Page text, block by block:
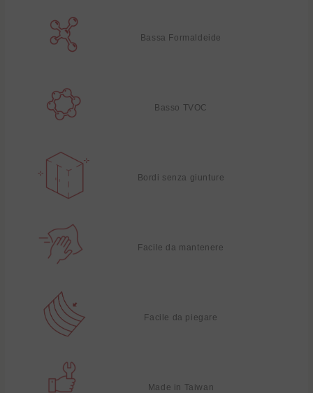
Bassa Formaldeide
Basso TVOC
Bordi senza giunture
Facile da mantenere
Facile da piegare
Made in Taiwan